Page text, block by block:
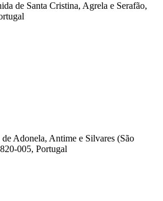
de Santa Cristina, Agrela e Serafão,
Adonela, Antime e Silvares (São
005, Portugal